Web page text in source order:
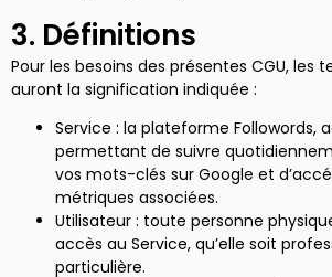
3. Définitions
Pour les besoins des présentes CGU, les
auront la signification indiquée :
Service : la plateforme Followords,
permettant de suivre
vos mots-clés sur Google et
métriques associées.
Utilisateur : toute personne
accès au Service, qu’elle soit
particulière.